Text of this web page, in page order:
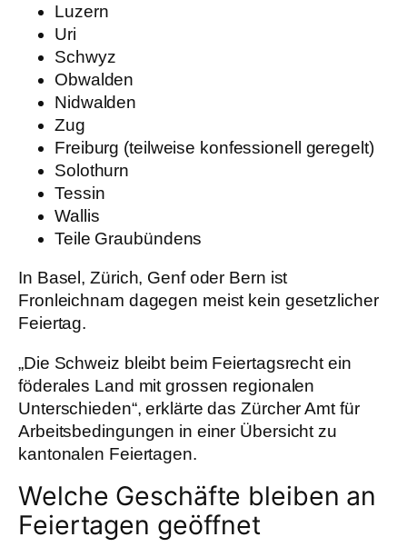
Luzern
Uri
Schwyz
Obwalden
Nidwalden
Zug
Freiburg (teilweise konfessionell geregelt)
Solothurn
Tessin
Wallis
Teile Graubündens
In Basel, Zürich, Genf oder Bern ist
Fronleichnam dagegen meist kein gesetzlicher
Feiertag.
„Die Schweiz bleibt beim Feiertagsrecht ein
föderales Land mit grossen regionalen
Unterschieden“, erklärte das Zürcher Amt für
Arbeitsbedingungen in einer Übersicht zu
kantonalen Feiertagen.
Welche Geschäfte bleiben an
Feiertagen geöffnet